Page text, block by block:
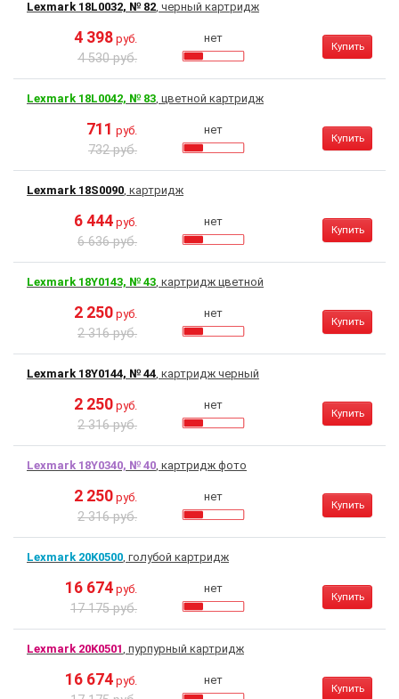
Lexmark 18L0032, № 82, черный картридж
4 398 руб.
4 530 руб.
нет
Купить
Lexmark 18L0042, № 83, цветной картридж
711 руб.
732 руб.
нет
Купить
Lexmark 18S0090, картридж
6 444 руб.
6 636 руб.
нет
Купить
Lexmark 18Y0143, № 43, картридж цветной
2 250 руб.
2 316 руб.
нет
Купить
Lexmark 18Y0144, № 44, картридж черный
2 250 руб.
2 316 руб.
нет
Купить
Lexmark 18Y0340, № 40, картридж фото
2 250 руб.
2 316 руб.
нет
Купить
Lexmark 20K0500, голубой картридж
16 674 руб.
17 175 руб.
нет
Купить
Lexmark 20K0501, пурпурный картридж
16 674 руб. нет
Купить